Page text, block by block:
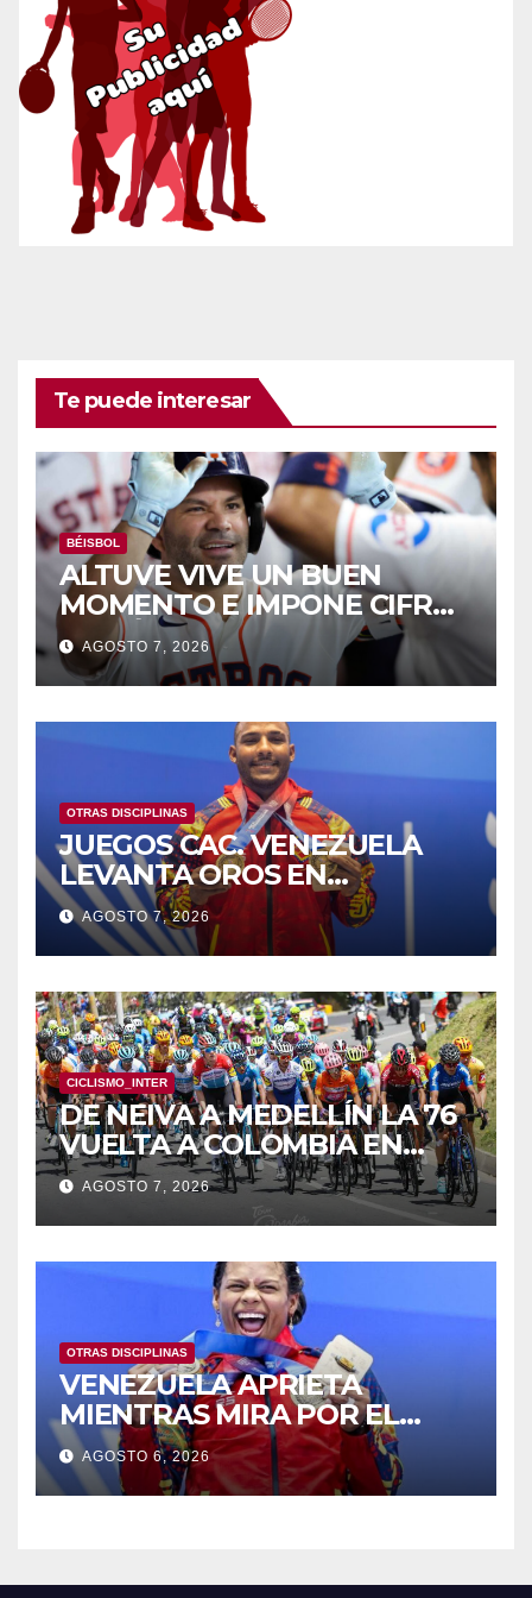
Te puede interesar
BÉISBOL
ALTUVE VIVE UN BUEN
MOMENTO E IMPONE CIFRAS
HISTÓRICAS
AGOSTO 7, 2026
OTRAS DISCIPLINAS
JUEGOS CAC. VENEZUELA
LEVANTA OROS EN
HALTEROFILIA Y TIRO
AGOSTO 7, 2026
CICLISMO_INTER
DE NEIVA A MEDELLÍN LA 76
VUELTA A COLOMBIA EN
BICICLETA
AGOSTO 7, 2026
OTRAS DISCIPLINAS
VENEZUELA APRIETA
MIENTRAS MIRA POR EL
RETROVISOR
AGOSTO 6, 2026